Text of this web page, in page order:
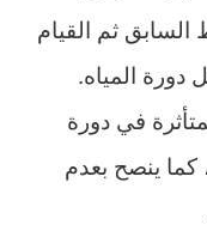
السابق ثم القيام
المياه.
في دورة
تقل عن 30 دقيقة، كما ينصح بعدم